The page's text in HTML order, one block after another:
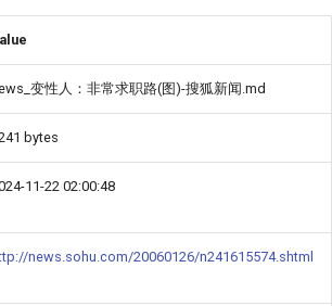
变性人：非常求职路(图)-搜狐新闻.md
bytes
11-22 02:00:48
news.sohu.com/20060126/n241615574.shtml